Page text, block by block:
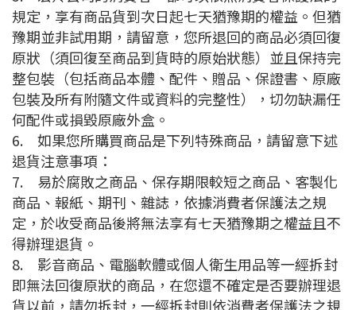
規定，享有商品貨到次日起七天猶豫期的權益。但猶
豫期並非試用期，請留意，您所退回的商品必須回復
原狀（須回復至商品到貨時的原始狀態）並且保持完
整包裝（包括商品本體、配件、贈品、保證書、原廠
包裝及所有附隨文件或資料的完整性），切勿缺漏任
何配件或損毀原廠外盒。
6.
如果您所購買商品是下列特殊商品，請留意下述
退貨注意事項：
7.
易於腐敗之商品、保存期限較短之商品、客製化
商品、報紙、期刊、雜誌，依據消費者保護法之規
定，於收受商品後將無法享有七天猶豫期之權益且不
得辦理退貨。
8.
影音商品、電腦軟體或個人衛生用品等一經拆封
即無法回復原狀的商品，在您還不確定是否要辦理退
貨以前，請勿拆封，一經拆封則依消費者保護法之規